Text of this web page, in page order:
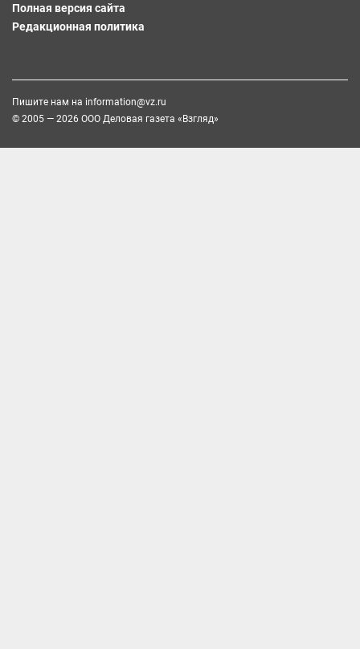
Полная версия сайта
Редакционная политика
Пишите нам на information@vz.ru
© 2005 — 2026 ООО Деловая газета «Взгляд»